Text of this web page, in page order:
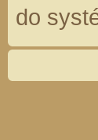
do